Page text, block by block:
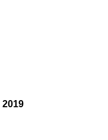
2019